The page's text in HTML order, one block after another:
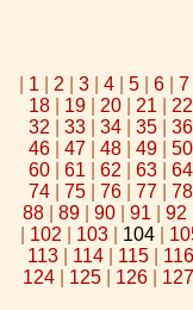
1 2 3| 4| 5| 6| 7
18| 19| 20| 21 22
32
33| 34| 35| 36
46| 47 48| 49| 50
60| 61 62 63| 64
74| 75| 76| 77 78
88| 89| 90| 91 92
102 103 104
113| 114| 115| 116
124
125 126 127